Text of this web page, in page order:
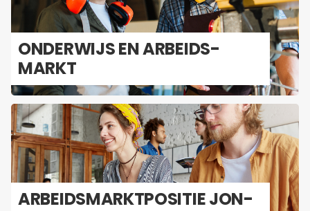
ON­DER­WIJS EN AR­BEIDS­
MARKT
AR­BEIDS­MARKT­PO­SI­TIE JON­